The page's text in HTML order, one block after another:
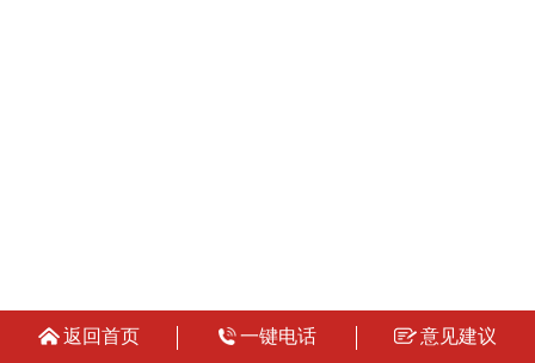
返回首页 一键电话 意见建议